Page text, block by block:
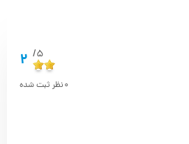
5/
2
0نظر ثبت شده